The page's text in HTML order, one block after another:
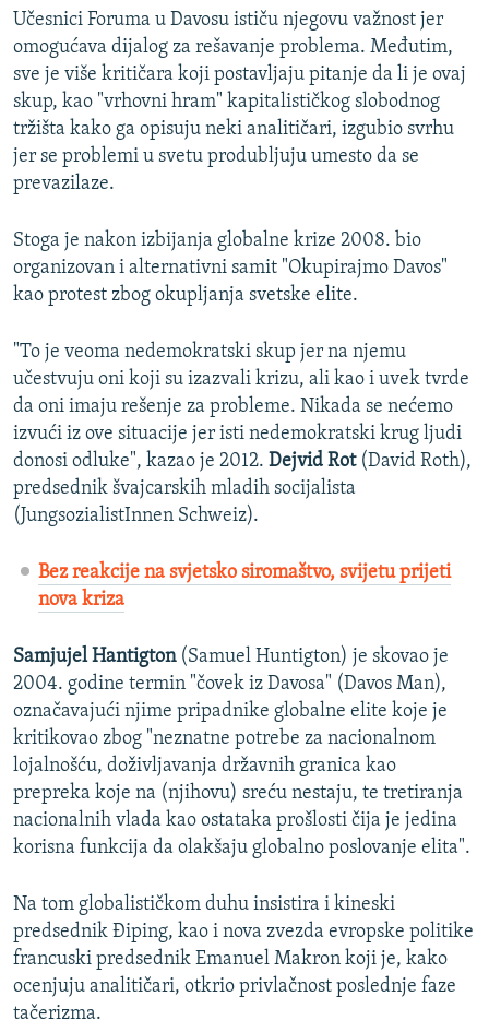
Učesnici Foruma u Davosu ističu njegovu važnost jer
omogućava dijalog za rešavanje problema. Međutim,
sve je više kritičara koji postavljaju pitanje da li je ovaj
skup, kao "vrhovni hram" kapitalističkog slobodnog
tržišta kako ga opisuju neki analitičari, izgubio svrhu
jer se problemi u svetu produbljuju umesto da se
prevazilaze.
Stoga je nakon izbijanja globalne krize 2008. bio
organizovan i alternativni samit "Okupirajmo Davos"
kao protest zbog okupljanja svetske elite.
"To je veoma nedemokratski skup jer na njemu
učestvuju oni koji su izazvali krizu, ali kao i uvek tvrde
da oni imaju rešenje za probleme. Nikada se nećemo
izvući iz ove situacije jer isti nedemokratski krug ljudi
donosi odluke", kazao je 2012. Dejvid Rot (David Roth),
predsednik švajcarskih mladih socijalista
(JungsozialistInnen Schweiz).
Bez reakcije na svjetsko siromaštvo, svijetu prijeti
nova kriza
Samjujel Hantigton(Samuel Huntigton) je skovao je
2004. godine termin "čovek iz Davosa" (Davos Man),
označavajući njime pripadnike globalne elite koje je
kritikovao zbog "neznatne potrebe za nacionalnom
lojalnošću, doživljavanja državnih granica kao
prepreka koje na (njihovu) sreću nestaju, te tretiranja
nacionalnih vlada kao ostataka prošlosti čija je jedina
korisna funkcija da olakšaju globalno poslovanje elita".
Na tom globalističkom duhu insistira i kineski
predsednik Điping, kao i nova zvezda evropske politike
francuski predsednik Emanuel Makron koji je, kako
ocenjuju analitičari, otkrio privlačnost poslednje faze
tačerizma.